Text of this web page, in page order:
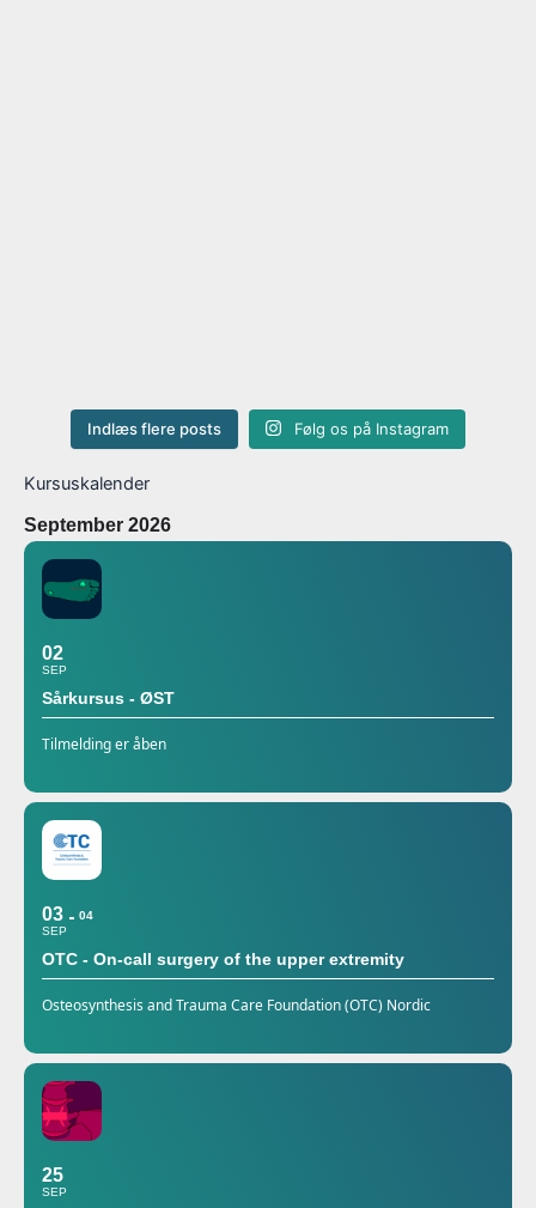
Indlæs flere posts Følg os på Instagram
Kursuskalender
September 2026
02
SEP
Sårkursus - ØST
Tilmelding er åben
03
SEP
04
OTC - On-call surgery of the upper extremity
Osteosynthesis and Trauma Care Foundation (OTC) Nordic
25
SEP